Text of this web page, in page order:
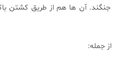
جنگند. آن ها هم از طریق کشتن
جمله: